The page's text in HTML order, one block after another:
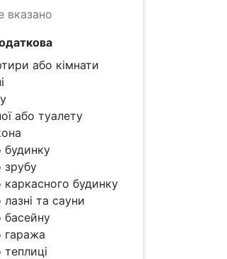
вказано
або кімнати
або туалету
будинку
зрубу
каркасного будинку
та сауни
басейну
гаража
теплиці